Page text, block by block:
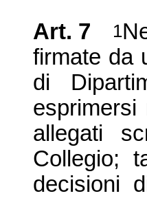
Art. 7 1
firmate da
di
esprimersi
allegati
Collegio;
decisioni